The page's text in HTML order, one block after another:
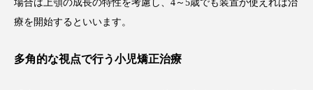
場合は上顎の成長の特性を考慮し、4～5歳でも装置が使えれば治
療を開始するといいます。
多角的な視点で行う小児矯正治療